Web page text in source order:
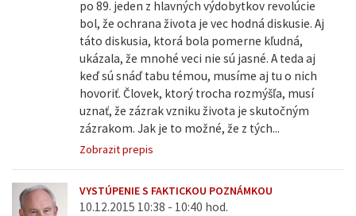
po 89. jeden z hlavných výdobytkov revolúcie
bol, že ochrana života je vec hodná diskusie. Aj
táto diskusia, ktorá bola pomerne kľudná,
ukázala, že mnohé veci nie sú jasné. A teda aj
keď sú snáď tabu témou, musíme aj tu o nich
hovoriť. Človek, ktorý trocha rozmýšľa, musí
uznať, že zázrak vzniku života je skutočným
zázrakom. Jak je to možné, že z tých...
Zobrazit prepis
VYSTÚPENIE S FAKTICKOU POZNÁMKOU
10.12.2015 10:38 - 10:40 hod.